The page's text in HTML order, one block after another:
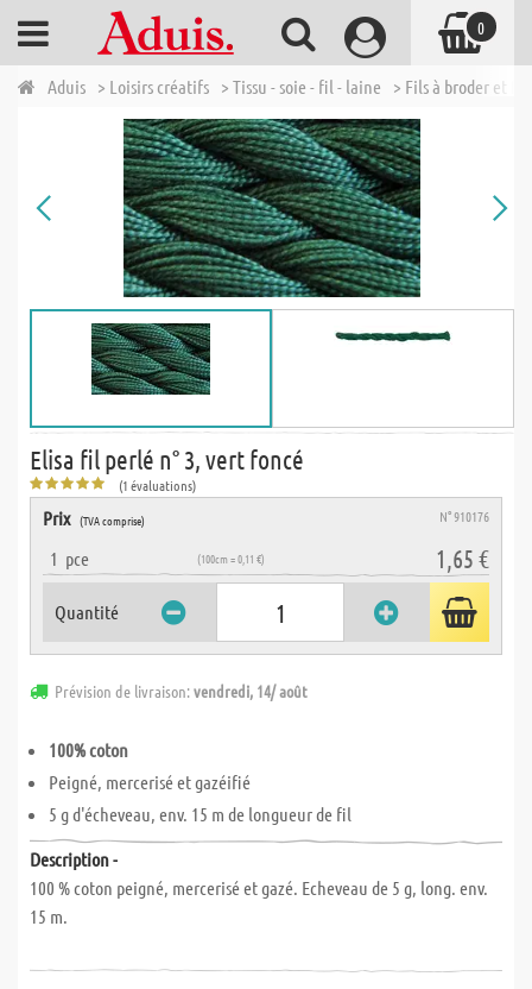
Aduis > Loisirs créatifs > Tissu - soie - fil - laine > Fils à broder et
Elisa fil perlé n° 3, vert foncé
(1 évaluations)
Prix (TVA comprise) N° 910176
1 pce (100cm = 0,11 €) 1,65 €
Quantité
Prévision de livraison:vendredi, 14/ août
100% coton
Peigné, mercerisé et gazéifié
5 g d'écheveau, env. 15 m de longueur de fil
Description -
100 % coton peigné, mercerisé et gazé. Echeveau de 5 g, long. env.
15 m.
0